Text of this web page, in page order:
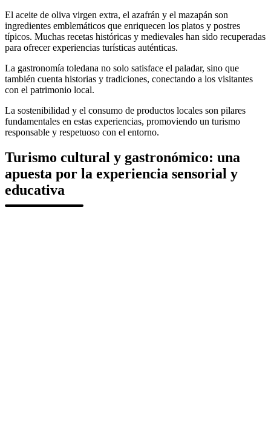
El aceite de oliva virgen extra, el azafrán y el mazapán son
ingredientes emblemáticos que enriquecen los platos y postres
típicos. Muchas recetas históricas y medievales han sido recuperadas
para ofrecer experiencias turísticas auténticas.
La gastronomía toledana no solo satisface el paladar, sino que
también cuenta historias y tradiciones, conectando a los visitantes
con el patrimonio local.
La sostenibilidad y el consumo de productos locales son pilares
fundamentales en estas experiencias, promoviendo un turismo
responsable y respetuoso con el entorno.
Turismo cultural y gastronómico: una
apuesta por la experiencia sensorial y
educativa